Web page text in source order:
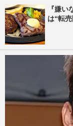
『嫌
は“転